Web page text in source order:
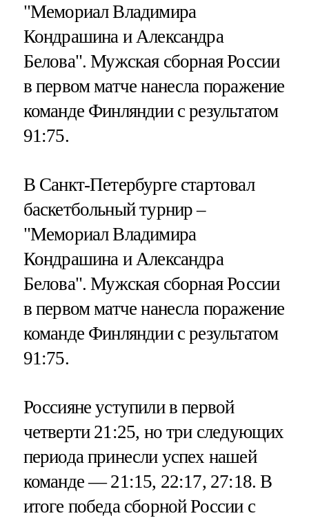
"Мемориал Владимира
Кондрашина и Александра
Белова". Мужская сборная России
в первом матче нанесла поражение
команде Финляндии с результатом
91:75.
В Санкт-Петербурге стартовал
баскетбольный турнир –
"Мемориал Владимира
Кондрашина и Александра
Белова". Мужская сборная России
в первом матче нанесла поражение
команде Финляндии с результатом
91:75.
Россияне уступили в первой
четверти 21:25, но три следующих
периода принесли успех нашей
команде — 21:15, 22:17, 27:18. В
итоге победа сборной России с